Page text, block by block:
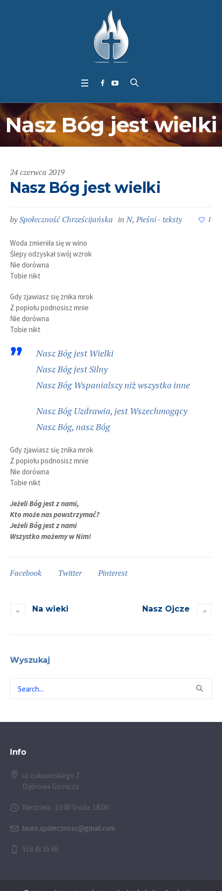
Nasz Bóg jest wielki
24 czerwca 2019
Nasz Bóg jest wielki
bySpołeczność Chrześcijańska inN,Pieśni - teksty 1
Woda zmieniła się w wino
Ślepy odzyskał swój wzrok
Nie dorówna
Tobie nikt
Gdy zjawiasz się znika mrok
Z popiołu podnosisz mnie
Nie dorówna
Tobie nikt
Nasz Bóg jest Wielki
Nasz Bóg jest Silny
Nasz Bóg Wspanialszy niż wszystko inne
Nasz Bóg Uzdrawia, jest Wszechmogący
Nasz Bóg, nasz Bóg
Gdy zjawiasz się znika mrok
Z popiołu podnosisz mnie
Nie dorówna
Tobie nikt
Jeżeli Bóg jest z nami,
Kto może nas powstrzymać?
Jeżeli Bóg jest z nami
Wszystko możemy w Nim!
Facebook Twitter Pinterest
Na wieki Nasz Ojcze
Wyszukaj
Info
ul. Łukasińskiego 7
Dąbrowa Górnicza
Niedziela : 10:00 Środa: 18:00
biuro.spolecznosc@gmail.com
518 43 35 66